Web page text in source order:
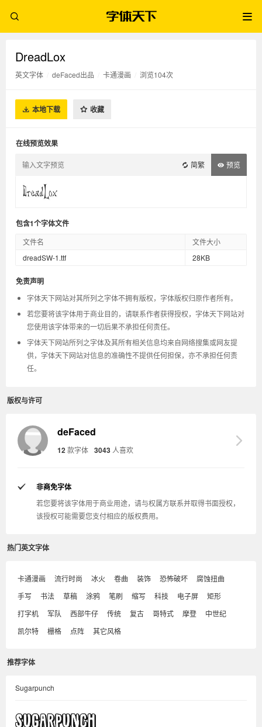
DreadLox
英文字体 deFaced出品 卡通漫画 浏览104次
本地下载 收藏
在线预览效果
简繁 预览
包含1个字体文件
文件名
文件大小
dreadSW-1.ttf
28KB
免责声明
字体天下网站对其所列之字体不拥有版权，字体版权归原作者所有。
若您要将该字体用于商业目的，请联系作者获得授权，字体天下网站对
您使用该字体带来的一切后果不承担任何责任。
字体天下网站所列之字体及其所有相关信息均来自网络搜集或网友提
供，字体天下网站对信息的准确性不提供任何担保，亦不承担任何责
任。
版权与许可
deFaced
12款字体 3043 人喜欢
非商免字体
若您要将该字体用于商业用途，请与权属方联系并取得书面授权，
该授权可能需要您支付相应的版权费用。
热门英文字体
卡通漫画 流行时尚 冰火 卷曲 装饰 恐怖破坏
腐蚀扭曲
手写
书法 草稿 涂鸦 笔刷 缩写 科技 电子屏
矩形
打字机
军队 西部牛仔 传统 复古 哥特式 摩登
中世纪
凯尔特
栅格 点阵 其它风格
推荐字体
Sugarpunch